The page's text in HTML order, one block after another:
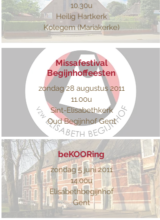
10.30u
Heilig Hartkerk
Kolegem (Mariakerke)
Missafestival
Begijnhoffeesten
zondag 28 augustus 2011
11.00u
Sint-Elisabethkerk
Oud Begijnhof Gent
beKOORing
zondag 5 juni 2011
14.00u
Elisabethbegijnhof
Gent